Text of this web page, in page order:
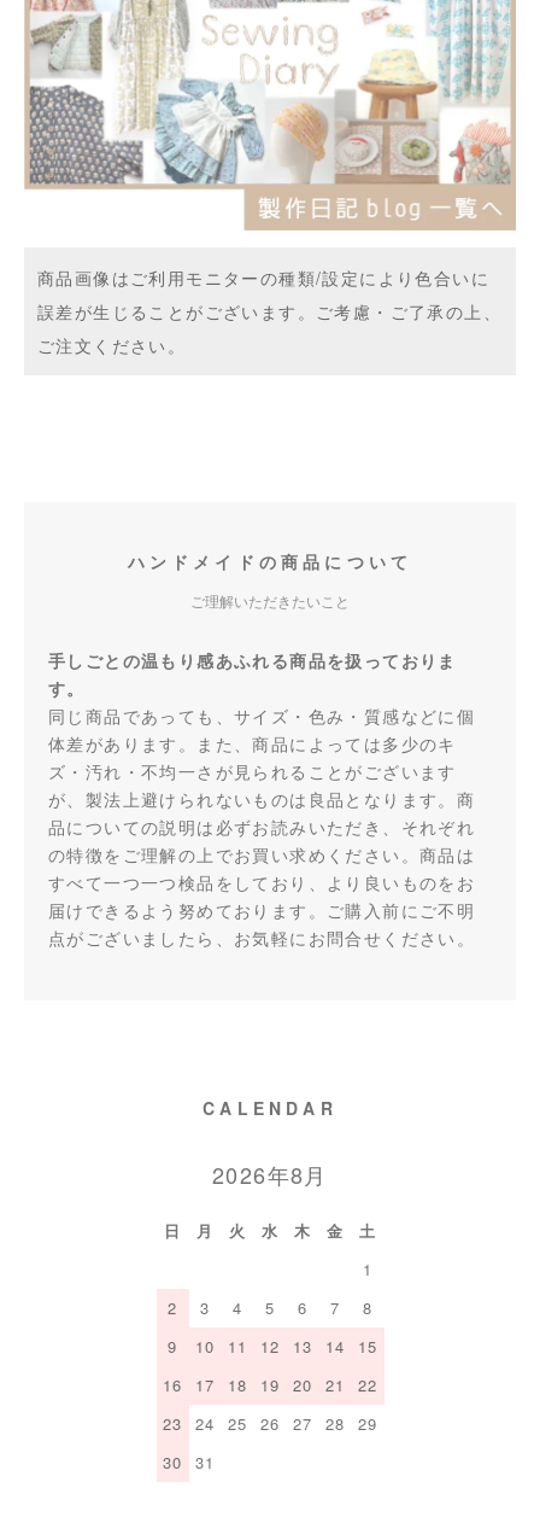
商品画像はご利用モニターの種類/設定により色合いに
誤差が生じることがございます。ご考慮・ご了承の上、
ご注文ください。
ハンドメイドの商品について
ご理解いただきたいこと
手しごとの温もり感あふれる商品を扱っておりま
す。
同じ商品であっても、サイズ・色み・質感などに個
体差があります。また、商品によっては多少のキ
ズ・汚れ・不均一さが見られることがございます
が、製法上避けられないものは良品となります。商
品についての説明は必ずお読みいただき、それぞれ
の特徴をご理解の上でお買い求めください。商品は
すべて一つ一つ検品をしており、より良いものをお
届けできるよう努めております。ご購入前にご不明
点がございましたら、お気軽にお問合せください。
CALENDAR
2026年8月
日 月 火 水 木 金
土
1
2
3 4 5 6 7
8
9
10 11 12 13 14
15
16
17 18 19 20 21
22
23
24 25 26 27 28
29
30
31